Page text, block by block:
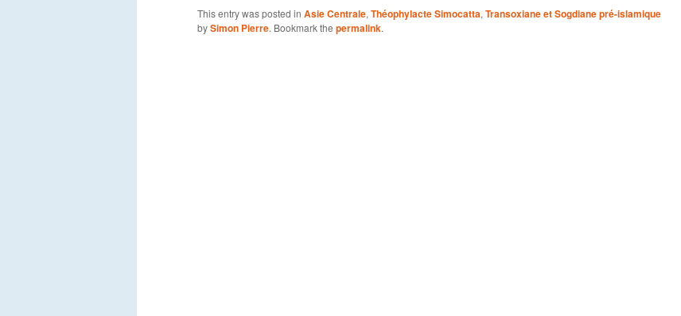
This entry was posted in Asie Centrale, Théophylacte Simocatta, Transoxiane et Sogdiane pré-islamique
bySimon Pierre. Bookmark the permalink.